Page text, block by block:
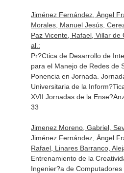
Jiménez Fernández, Ángel
Morales, Manuel Jesús,
Paz Vicente, Rafael, Villar de
al.:
Pr?Ctica de Desarrollo de
para el Manejo de Redes de
Ponencia en Jornada.
Universitaria de la
XVII Jornadas de la
33
Jimenez Moreno, Gabriel,
Jiménez Fernández, Ángel
Rafael, Linares Barranco,
Entrenamiento de la
Ingenier?a de Computadores